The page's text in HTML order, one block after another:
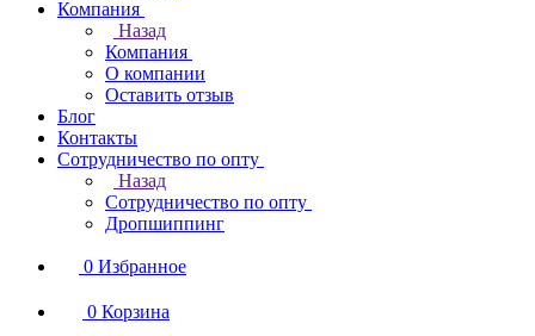
Компания
Назад
Компания
О компании
Оставить отзыв
Блог
Контакты
Сотрудничество по опту
Назад
Сотрудничество по опту
Дропшиппинг
0 Избранное
0 Корзина